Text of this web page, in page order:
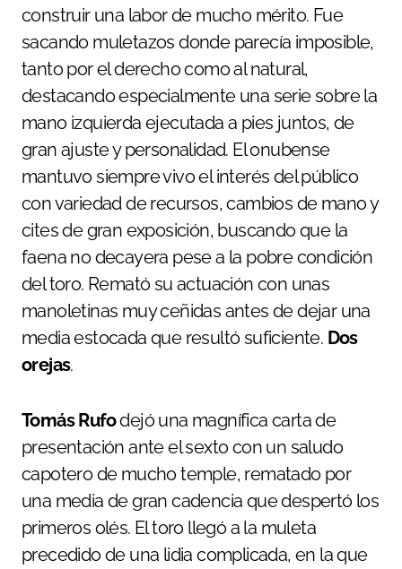
construir una labor de mucho mérito. Fue
sacando muletazos donde parecía imposible,
tanto por el derecho como al natural,
destacando especialmente una serie sobre la
mano izquierda ejecutada a pies juntos, de
gran ajuste y personalidad. El onubense
mantuvo siempre vivo el interés del público
con variedad de recursos, cambios de mano y
cites de gran exposición, buscando que la
faena no decayera pese a la pobre condición
del toro. Remató su actuación con unas
manoletinas muy ceñidas antes de dejar una
media estocada que resultó suficiente. Dos
orejas.
Tomás Rufodejó una magnífica carta de
presentación ante el sexto con un saludo
capotero de mucho temple, rematado por
una media de gran cadencia que despertó los
primeros olés. El toro llegó a la muleta
precedido de una lidia complicada, en la que